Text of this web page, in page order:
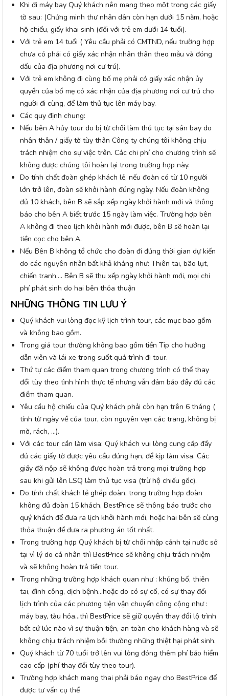
Khi đi máy bay Quý khách nên mang theo một trong các giấy
tờ sau: (Chứng minh thư nhân dân còn hạn dưới 15 năm, hoặc
hộ chiếu, giấy khai sinh (đối với trẻ em dưới 14 tuổi).
Với trẻ em 14 tuổi ( Yêu cầu phải có CMTND, nếu trường hợp
chưa có phải có giấy xác nhận nhân thân theo mẫu và đóng
dấu của địa phương nơi cư trú).
Với trẻ em không đi cùng bố mẹ phải có giấy xác nhận ủy
quyền của bố mẹ có xác nhận của địa phương nơi cư trú cho
người đi cùng, để làm thủ tục lên máy bay.
Các quy định chung:
Nếu bên A hủy tour do bị từ chối làm thủ tục tại sân bay do
nhân thân / giấy tờ tùy thân Công ty chúng tôi không chịu
trách nhiệm cho sự việc trên. Các chi phí cho chương trình sẽ
không được chúng tôi hoàn lại trong trường hợp này.
Do tính chất đoàn ghép khách lẻ, nếu đoàn có từ 10 người
lớn trở lên, đoàn sẽ khởi hành đúng ngày. Nếu đoàn không
đủ 10 khách, bên B sẽ sắp xếp ngày khởi hành mới và thông
báo cho bên A biết trước 15 ngày làm việc. Trường hợp bên
A không đi theo lịch khởi hành mới được, bên B sẽ hoàn lại
tiền cọc cho bên A.
Nếu Bên B không tổ chức cho đoàn đi đúng thời gian dự kiến
do các nguyên nhân bất khả kháng như: Thiên tai, bão lụt,
chiến tranh…. Bên B sẽ thu xếp ngày khởi hành mới, mọi chi
phí phát sinh do hai bên thỏa thuận
NHỮNG THÔNG TIN LƯU Ý
Quý khách vui lòng đọc kỹ lịch trình tour, các mục bao gồm
và không bao gồm.
Trong giá tour thường không bao gồm tiền Tip cho hướng
dẫn viên và lái xe trong suốt quá trình đi tour.
Thứ tự các điểm tham quan trong chương trình có thể thay
đổi tùy theo tình hình thực tế nhưng vẫn đảm bảo đầy đủ các
điểm tham quan.
Yêu cầu hộ chiếu của Quý khách phải còn hạn trên 6 tháng (
tính từ ngày về của tour, còn nguyên vẹn các trang, không bị
mờ, rách, …).
Với các tour cần làm visa: Quý khách vui lòng cung cấp đầy
đủ các giấy tờ được yêu cầu đúng hạn, để kịp làm visa. Các
giấy đã nộp sẽ không được hoàn trả trong mọi trường hợp
sau khi gửi lên LSQ làm thủ tục visa (trừ hộ chiếu gốc).
Do tính chất khách lẻ ghép đoàn, trong trường hợp đoàn
không đủ đoàn 15 khách, BestPrice sẽ thông báo trước cho
quý khách để đưa ra lịch khởi hành mới, hoặc hai bên sẽ cùng
thỏa thuận để đưa ra phương án tốt nhất.
Trong trường hợp Quý khách bị từ chối nhập cảnh tại nước sở
tại vì lý do cá nhân thì BestPrice sẽ không chịu trách nhiệm
và sẽ không hoàn trả tiền tour.
Trong những trường hợp khách quan như : khủng bố, thiên
tai, đình công, dịch bệnh…hoặc do có sự cố, có sự thay đổi
lịch trình của các phương tiện vận chuyển công cộng như :
máy bay, tàu hỏa…thì BestPrice sẽ giữ quyền thay đổi lộ trình
bất cứ lúc nào vì sự thuận tiện, an toàn cho khách hàng và sẽ
không chịu trách nhiệm bồi thường những thiệt hại phát sinh.
Quý khách từ 70 tuổi trở lên vui lòng đóng thêm phí bảo hiểm
cao cấp (phí thay đổi tùy theo tour).
Trường hợp khách mang thai phải báo ngay cho BestPrice để
được tư vấn cụ thể